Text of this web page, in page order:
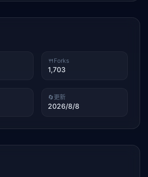
🍴 Forks
1,703
🔄更新
2026/8/8